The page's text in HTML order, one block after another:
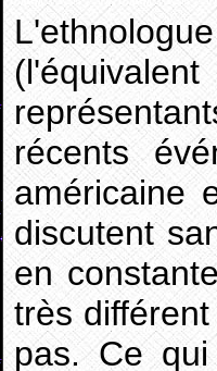
récents
américaine
discutent
en
très
pas. Ce